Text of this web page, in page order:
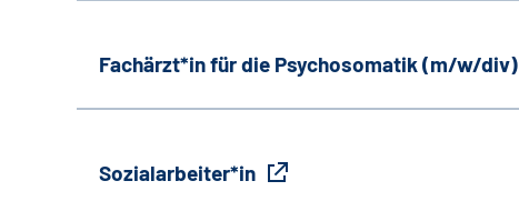
Fachärzt*in für die Psychosomatik (m/w/div)
Sozialarbeiter*in